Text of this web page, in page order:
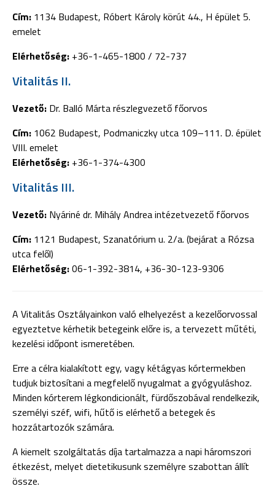
Cím: 1134 Budapest, Róbert Károly körút 44., H épület 5.
emelet
Elérhetőség: +36-1-465-1800 / 72-737
Vitalitás II.
Vezető: Dr. Balló Márta részlegvezető főorvos
Cím: 1062 Budapest, Podmaniczky utca 109–111. D. épület
VIII. emelet
Elérhetőség: +36-1-374-4300
Vitalitás III.
Vezető: Nyáriné dr. Mihály Andrea intézetvezető főorvos
Cím: 1121 Budapest, Szanatórium u. 2/a. (bejárat a Rózsa
utca felől)
Elérhetőség:06-1-392-3814, +36-30-123-9306
A Vitalitás Osztályainkon való elhelyezést a kezelőorvossal
egyeztetve kérhetik betegeink előre is, a tervezett műtéti,
kezelési időpont ismeretében.
Erre a célra kialakított egy, vagy kétágyas kórtermekben
tudjuk biztosítani a megfelelő nyugalmat a gyógyuláshoz.
Minden kórterem légkondicionált, fürdőszobával rendelkezik,
személyi széf, wifi, hűtő is elérhető a betegek és
hozzátartozók számára.
A kiemelt szolgáltatás díja tartalmazza a napi háromszori
étkezést, melyet dietetikusunk személyre szabottan állít
össze.